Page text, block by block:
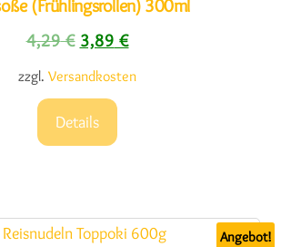
(Frühlingsrollen) 300ml
4,29€ Ursprünglicher Preis war:
3,89 €Aktueller Preis ist:
zzgl. Versandkosten
Details
Angebot!